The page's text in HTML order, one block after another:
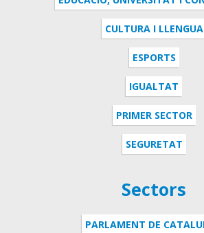
CULTURA I LLENGUA
ESPORTS
IGUALTAT
PRIMER SECTOR
SEGURETAT
Sectors
PARLAMENT DE